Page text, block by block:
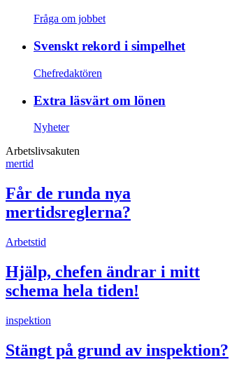
Fråga om jobbet
Svenskt rekord i simpelhet
Chefredaktören
Extra läsvärt om lönen
Nyheter
Arbetslivsakuten
mertid
Får de runda nya
mertidsreglerna?
Arbetstid
Hjälp, chefen ändrar i mitt
schema hela tiden!
inspektion
Stängt på grund av inspektion?